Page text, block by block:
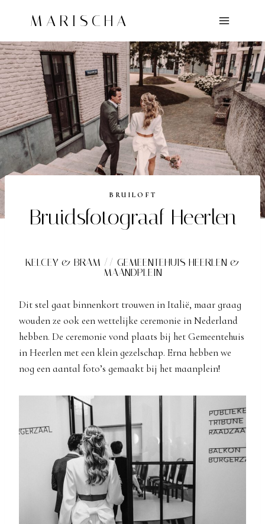
inhoud
MARISCHA
BRUILOFT
Bruidsfotograaf Heerlen
KELCEY & BRAM // GEMEENTEHUIS HEERLEN &
MAANDPLEIN
Dit stel gaat binnenkort trouwen in Italië, maar graag
wouden ze ook een wettelijke ceremonie in Nederland
hebben. De ceremonie vond plaats bij het Gemeentehuis
in Heerlen met een klein gezelschap. Erna hebben we
nog een aantal foto’s gemaakt bij het maanplein!